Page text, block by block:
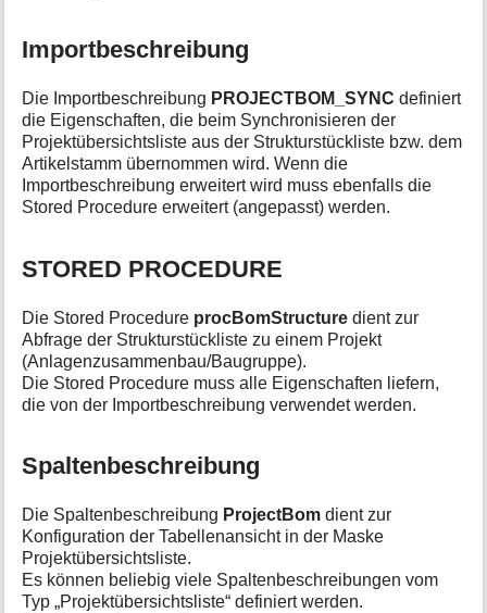
Importbeschreibung
Die Importbeschreibung PROJECTBOM_SYNC definiert
die Eigenschaften, die beim Synchronisieren der
Projektübersichtsliste aus der Strukturstückliste bzw. dem
Artikelstamm übernommen wird. Wenn die
Importbeschreibung erweitert wird muss ebenfalls die
Stored Procedure erweitert (angepasst) werden.
STORED PROCEDURE
Die Stored Procedure procBomStructure dient zur
Abfrage der Strukturstückliste zu einem Projekt
(Anlagenzusammenbau/Baugruppe).
Die Stored Procedure muss alle Eigenschaften liefern,
die von der Importbeschreibung verwendet werden.
Spaltenbeschreibung
Die Spaltenbeschreibung ProjectBom dient zur
Konfiguration der Tabellenansicht in der Maske
Projektübersichtsliste.
Es können beliebig viele Spaltenbeschreibungen vom
Typ „Projektübersichtsliste“ definiert werden.